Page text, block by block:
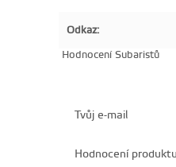
Odkaz:
Hodnocení Subaristů
Tvůj e-mail
Hodnocení produktu